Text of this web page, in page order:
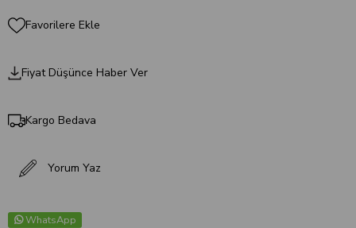
Favorilere Ekle
Fiyat Düşünce Haber Ver
Kargo Bedava
Yorum Yaz
WhatsApp